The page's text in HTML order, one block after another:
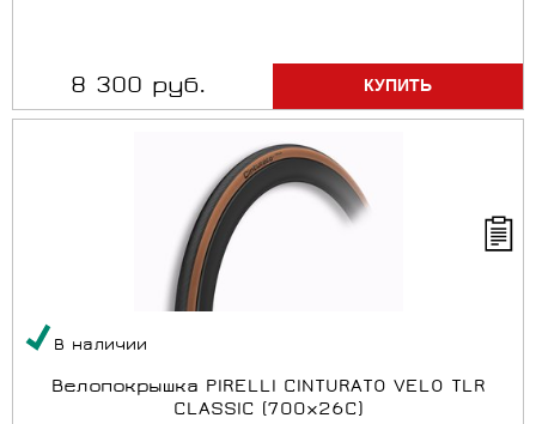
8 300 руб.
В наличии
Велопокрышка PIRELLI CINTURATO VELO TLR
CLASSIC (700x26C)